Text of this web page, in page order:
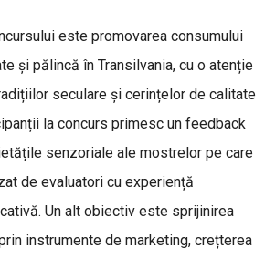
este promovarea consumului
și pălincă în Transilvania, cu o atenție
seculare și cerințelor de calitate
la concurs primesc un feedback
senzoriale ale mostrelor pe care
de evaluatori cu experiență
Un alt obiectiv este sprijinirea
instrumente de marketing, crețterea